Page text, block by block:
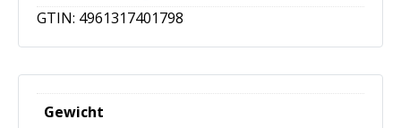
GTIN: 4961317401798
Gewicht